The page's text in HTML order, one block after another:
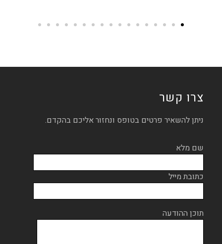
צרו קשר
ניתן להשאיר פרטים בטופס ונחזור אליכם בהקדם.
שם מלא
כתובת מייל
תוכן ההודעה